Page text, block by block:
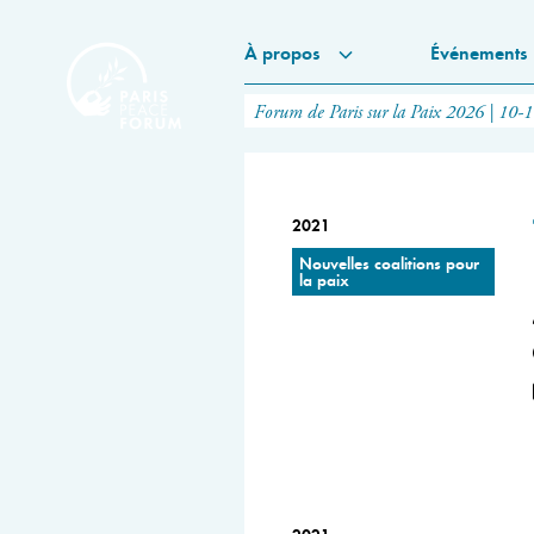
À propos Événements
Forum de Paris sur la Paix 2026 | 10-
2021
Nouvelles coalitions pour
la paix